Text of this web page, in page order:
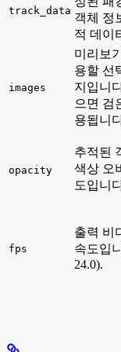
track_data
객체 정
적 데이
images
미리보
용할 선
지입니
으면 검
용됩니
opacity
추적된
색상 오
도입니
fps
출력 비
속도입
24.0).